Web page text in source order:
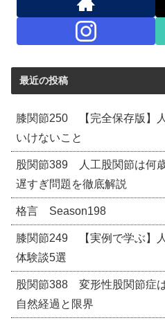
最近の投稿
膝関節250 【完全保存版】
いけないこと
股関節389 人工股関節は何
遅すぎ問題を徹底解説
格言 Season198
膝関節249 【実例で学ぶ】
体験談5選
股関節388 変形性股関節症
自然経過と限界